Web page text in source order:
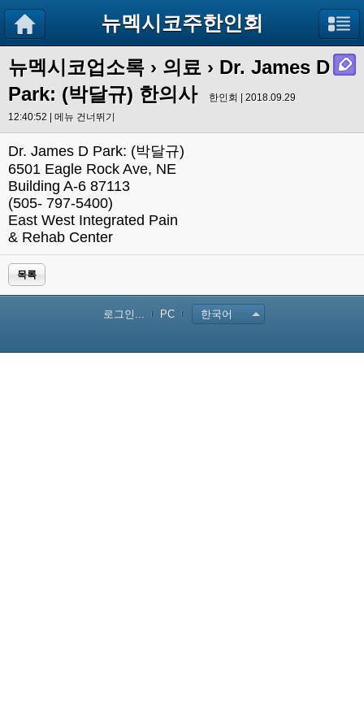
뉴멕시코주한인회
뉴멕시코업소록 › 의료 › Dr. James D
Park: (박달규) 한의사
한인회 | 2018.09.29
12:40:52 | 메뉴 건너뛰기
Dr. James D Park: (박달규)
6501 Eagle Rock Ave, NE
Building A-6 87113
(505- 797-5400)
East West Integrated Pain
& Rehab Center
목록
로그인... PC 한국어